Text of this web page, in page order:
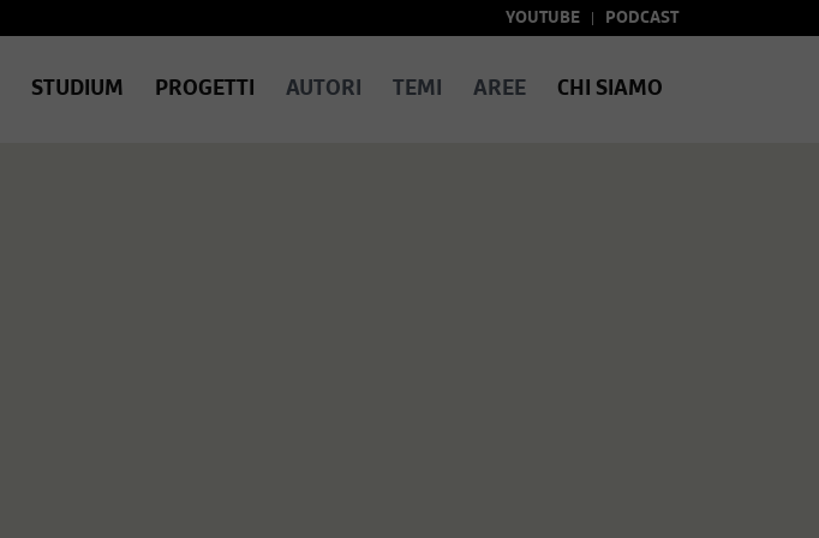
YOUTUBE PODCAST
STUDIUM PROGETTI AUTORI TEMI AREE CHI SIAMO